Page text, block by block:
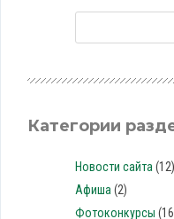
Категории
Новости сайта (12)
Афиша (2)
Фотоконкурсы